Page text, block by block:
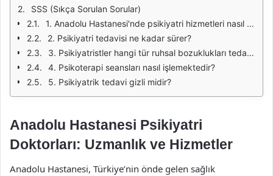
SSS (Sıkça Sorulan Sorular)
1. Anadolu Hastanesi'nde psikiyatri hizmetleri nasıl alınır?
2. Psikiyatri tedavisi ne kadar sürer?
3. Psikiyatristler hangi tür ruhsal bozuklukları tedavi edebilir?
4. Psikoterapi seansları nasıl işlemektedir?
5. Psikiyatrik tedavi gizli midir?
Anadolu Hastanesi Psikiyatri
Doktorları: Uzmanlık ve Hizmetler
Anadolu Hastanesi, Türkiye’nin önde gelen sağlık